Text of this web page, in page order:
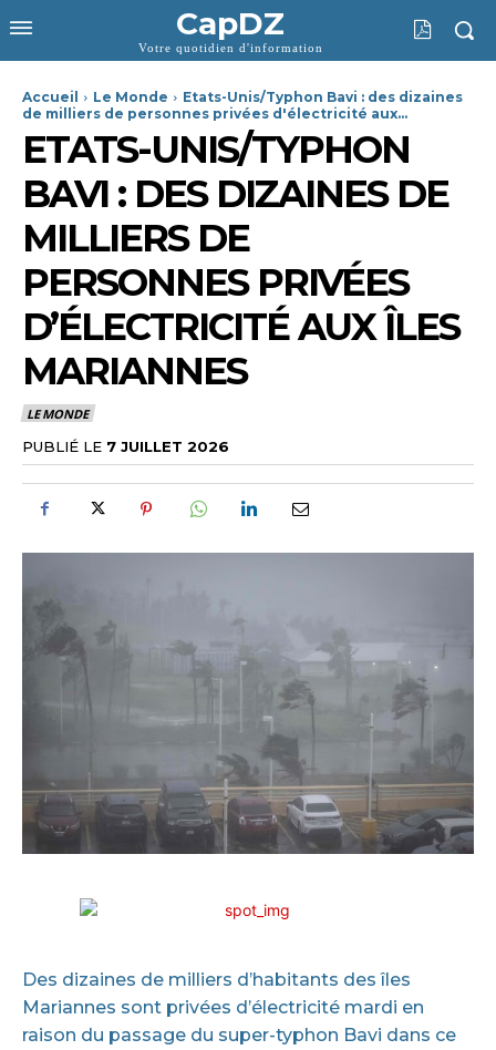
CapDZ
Votre quotidien d'information
Accueil Le Monde
Etats-Unis/Typhon Bavi : des dizaines
de milliers de personnes privées d'électricité aux...
ETATS-UNIS/TYPHON
BAVI : DES DIZAINES DE
MILLIERS DE
PERSONNES PRIVÉES
D’ÉLECTRICITÉ AUX ÎLES
MARIANNES
LE MONDE
PUBLIÉ LE 7 JUILLET 2026
Des dizaines de milliers d’habitants des îles
Mariannes sont privées d’électricité mardi en
raison du passage du super-typhon Bavi dans ce